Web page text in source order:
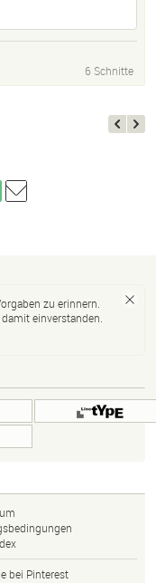
6 Schnitte
zu erinnern.
einverstanden.
bei Pinterest